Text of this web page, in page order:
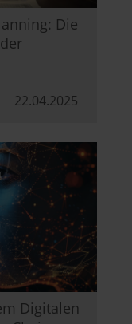
Die
22.04.2025
Digitalen